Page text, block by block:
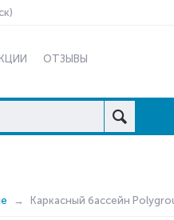
ОТЗЫВЫ
Каркасный бассейн